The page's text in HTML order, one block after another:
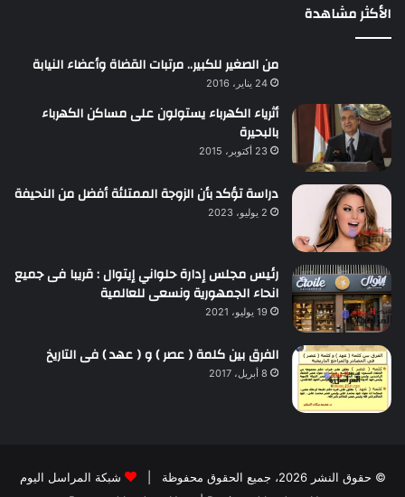
الأكثر مشاهدة
من الصغير للكبير.. مرتبات القضاة وأعضاء النيابة
24 يناير، 2016
أثرياء الكهرباء يستولون على مساكن الكهرباء
بالبحيرة
23 أكتوبر، 2015
دراسة تؤكد بأن الزوجة الممتلئة أفضل من النحيفة
2 يوليو، 2023
رئيس مجلس إدارة حلواني إيتوال : قريبا فى جميع
انحاء الجمهورية ونسعى للعالمية
19 يوليو، 2021
الفرق بين كلمة ( عصر ) و ( عهد ) فى التاريخ
8 أبريل، 2017
© حقوق النشر 2026، جميع الحقوق محفوظة |
شبكة المراسل اليوم